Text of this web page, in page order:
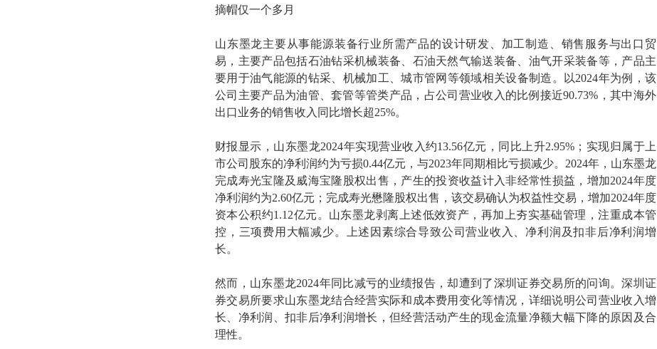
摘帽仅一个多月
山东墨龙主要从事能源装备行业所需产品的设计研发、加工制造、销售服务与出口贸
易，主要产品包括石油钻采机械装备、石油天然气输送装备、油气开采装备等，产品主
要用于油气能源的钻采、机械加工、城市管网等领域相关设备制造。以2024年为例，该
公司主要产品为油管、套管等管类产品，占公司营业收入的比例接近90.73%，其中海外
出口业务的销售收入同比增长超25%。
财报显示，山东墨龙2024年实现营业收入约13.56亿元，同比上升2.95%；实现归属于上
市公司股东的净利润约为亏损0.44亿元，与2023年同期相比亏损减少。2024年，山东墨龙
完成寿光宝隆及威海宝隆股权出售，产生的投资收益计入非经常性损益，增加2024年度
净利润约为2.60亿元；完成寿光懋隆股权出售，该交易确认为权益性交易，增加2024年度
资本公积约1.12亿元。山东墨龙剥离上述低效资产，再加上夯实基础管理，注重成本管
控，三项费用大幅减少。上述因素综合导致公司营业收入、净利润及扣非后净利润增
长。
然而，山东墨龙2024年同比减亏的业绩报告，却遭到了深圳证券交易所的问询。深圳证
券交易所要求山东墨龙结合经营实际和成本费用变化等情况，详细说明公司营业收入增
长、净利润、扣非后净利润增长，但经营活动产生的现金流量净额大幅下降的原因及合
理性。